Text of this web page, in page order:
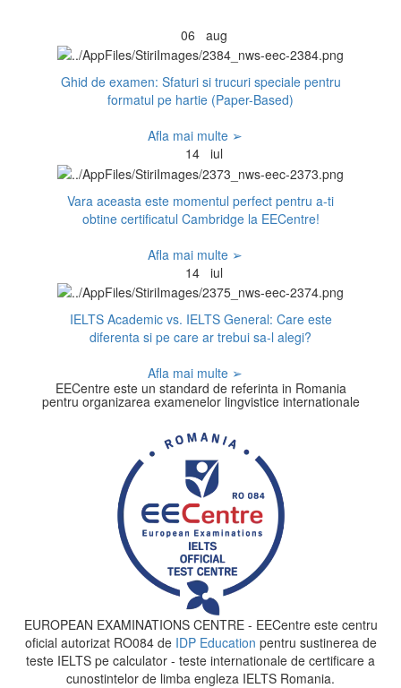
06 aug
Ghid de examen: Sfaturi si trucuri speciale pentru
formatul pe hartie (Paper-Based)
Afla mai multe ➢
14 iul
Vara aceasta este momentul perfect pentru a-ti
obtine certificatul Cambridge la EECentre!
Afla mai multe ➢
14 iul
IELTS Academic vs. IELTS General: Care este
diferenta si pe care ar trebui sa-l alegi?
Afla mai multe ➢
EECentre este un standard de referinta in Romania
pentru organizarea examenelor lingvistice internationale
EUROPEAN EXAMINATIONS CENTRE - EECentre este centru
oficial autorizat RO084 de IDP Education pentru sustinerea de
teste IELTS pe calculator - teste internationale de certificare a
cunostintelor de limba engleza IELTS Romania.